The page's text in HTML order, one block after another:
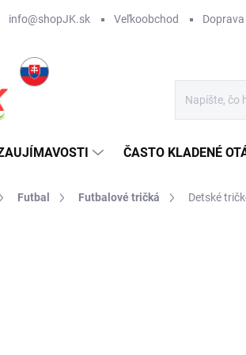
info@shopJK.sk Veľkoobchod Doprava
ČASTO KLADENÉ
Futbal Futbalové tričká Detské